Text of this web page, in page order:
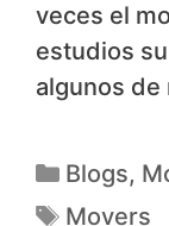
veces el
estudios
algunos
Blogs,
Movers